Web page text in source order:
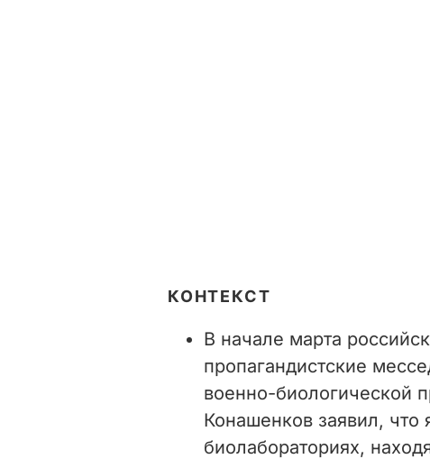
КОНТЕКСТ
В начале марта
пропагандистские
военно-биологической
Конашенков заявил, что
биолабораториях,